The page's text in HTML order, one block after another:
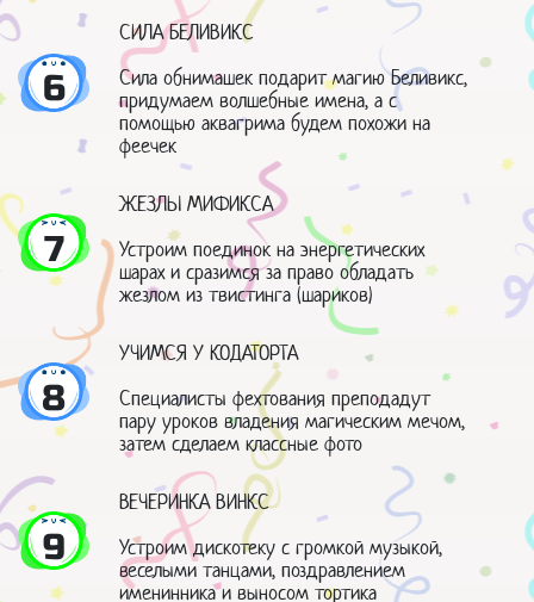
6
СИЛА БЕЛИВИКС
Сила обнимашек подарит магию Беливикс,
придумаем волшебные имена, а с
помощью аквагрима будем похожи на
феечек
7
ЖЕЗЛЫ МИФИКСА
Устроим поединок на энергетических
шарах и сразимся за право обладать
жезлом из твистинга (шариков)
8
УЧИМСЯ У КОДАТОРТА
Специалисты фехтования преподадут
пару уроков владения магическим мечом,
затем сделаем классные фото
9
ВЕЧЕРИНКА ВИНКС
Устроим дискотеку с громкой музыкой,
веселыми танцами, поздравлением
именинника и выносом тортика